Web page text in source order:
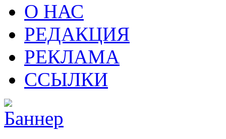
О НАС
РЕДАКЦИЯ
РЕКЛАМА
ССЫЛКИ